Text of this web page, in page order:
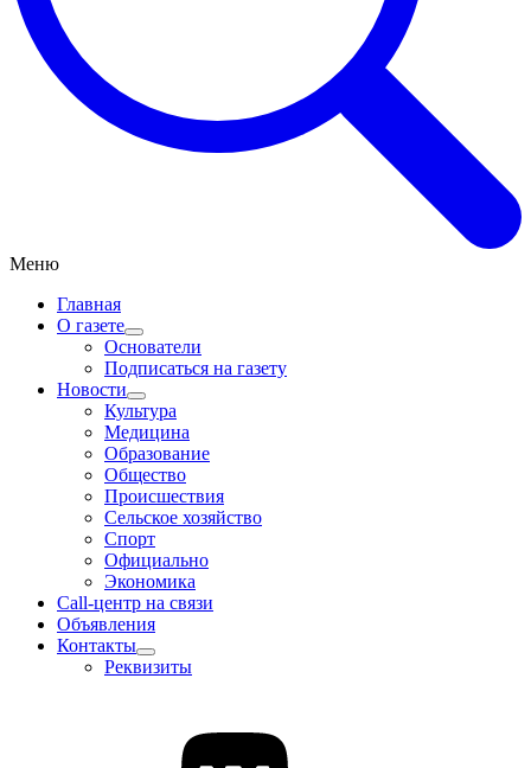
Меню
Главная
О газете
Основатели
Подписаться на газету
Новости
Культура
Медицина
Образование
Общество
Происшествия
Сельское хозяйство
Спорт
Официально
Экономика
Call-центр на связи
Объявления
Контакты
Реквизиты